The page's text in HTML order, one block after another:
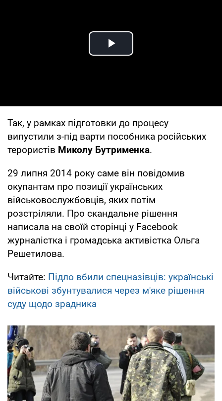
Play Video
Так, у рамках підготовки до процесу
випустили з-під варти пособника російських
терористів Миколу Бутрименка.
29 липня 2014 року саме він повідомив
окупантам про позиції українських
військовослужбовців, яких потім
розстріляли. Про скандальне рішення
написала на своїй сторінці у Facebook
журналістка і громадська активістка Ольга
Решетилова.
Читайте: Підло вбили спецназівців: українські
військові збунтувалися через м'яке рішення
суду щодо зрадника